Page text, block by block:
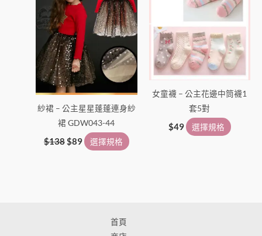
紗裙 – 公主星星蓬蓬連身紗
裙 GDW043-44
$138$89 選擇規格
面
選
擇
選
項
女童襪 – 公主花邊中筒襪1
套5對
$49 選擇規格
面
選
擇
選
項
首頁